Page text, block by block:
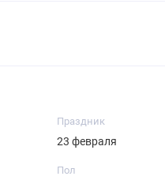
Праздник
23 февраля
Пол